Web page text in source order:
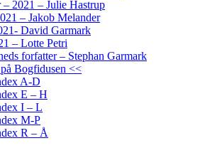
– 2021 – Julie Hastrup
– Jakob Melander
David Garmark
– Lotte Petri
forfatter – Stephan Garmark
Bogfidusen <<
A-D
E – H
I – L
M-P
R – Å